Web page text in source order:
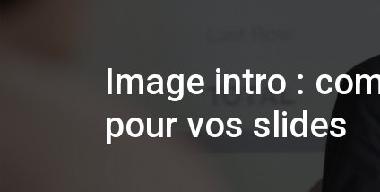
Image intro :
pour vos slides